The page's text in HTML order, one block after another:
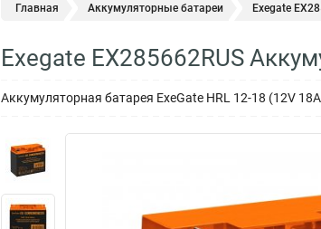
Главная Аккумуляторные батареи Exegate
Exegate EX285662RUS
Аккумуляторная батарея ExeGate HRL 12-18 (12V